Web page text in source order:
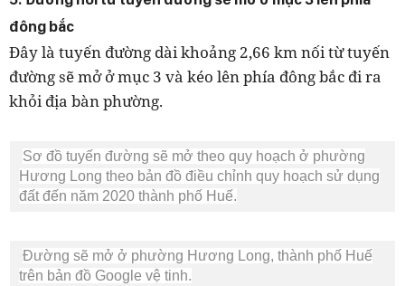
đông bắc
Đây là tuyến đường dài khoảng 2,66 km nối từ tuyến
đường sẽ mở ở mục 3 và kéo lên phía đông bắc đi ra
khỏi địa bàn phường.
Sơ đồ tuyến đường sẽ mở theo quy hoạch ở phường
Hương Long theo bản đồ điều chỉnh quy hoạch sử dụng
đất đến năm 2020 thành phố Huế.
Đường sẽ mở ở phường Hương Long, thành phố Huế
trên bản đồ Google vệ tinh.